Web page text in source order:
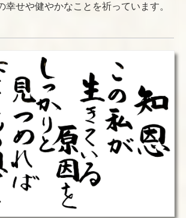
幸せや健やかなことを祈っています。